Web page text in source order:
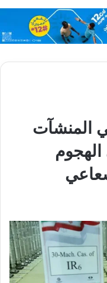
المنشآت
الهجوم